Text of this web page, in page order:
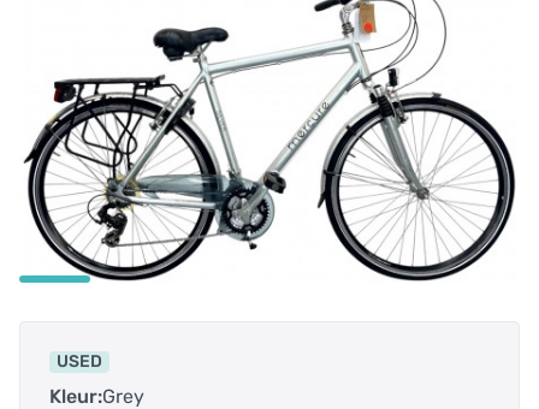
USED
Kleur:Grey